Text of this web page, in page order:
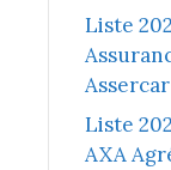
Liste
Assercar
Liste
AXA